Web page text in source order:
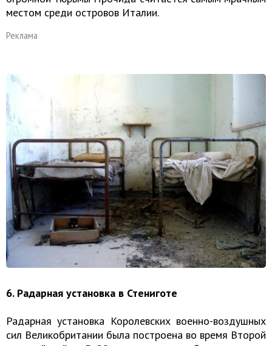
местом среди островов Италии.
Реклама
6. Радарная установка в Стениготе
Радарная установка Королевских военно-воздушных
сил Великобритании была построена во время Второй